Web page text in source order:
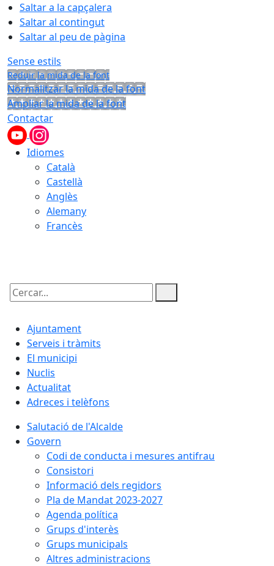
Saltar a la capçalera
Saltar al contingut
Saltar al peu de pàgina
Sense estils
Reduir la mida de la font
Normalitzar la mida de la font
Ampliar la mida de la font
Contactar
Idiomes
Català
Castellà
Anglès
Alemany
Francès
Cercar:
Ajuntament
Serveis i tràmits
El municipi
Nuclis
Actualitat
Adreces i telèfons
Salutació de l'Alcalde
Govern
Codi de conducta i mesures antifrau
Consistori
Informació dels regidors
Pla de Mandat 2023-2027
Agenda política
Grups d'interès
Grups municipals
Altres administracions